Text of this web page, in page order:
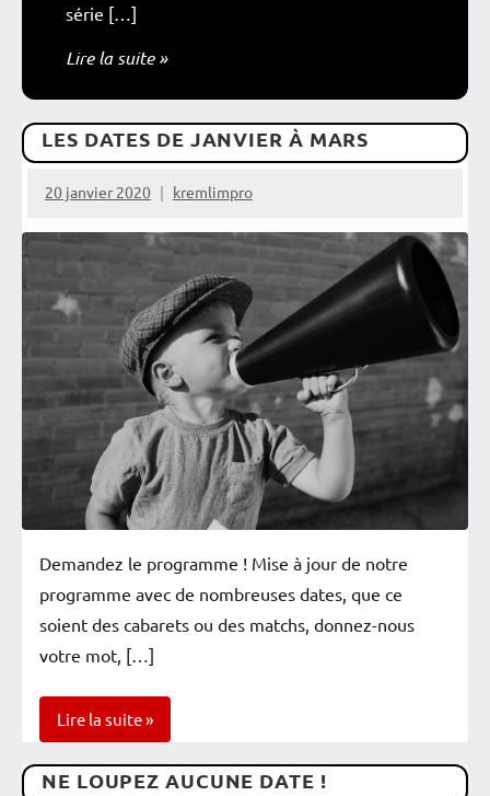
série […]
Lire la suite
LES DATES DE JANVIER À MARS
20 janvier 2020 kremlimpro
Demandez le programme ! Mise à jour de notre
programme avec de nombreuses dates, que ce
soient des cabarets ou des matchs, donnez-nous
votre mot, […]
Lire la suite
Newsletter
NE LOUPEZ AUCUNE DATE !